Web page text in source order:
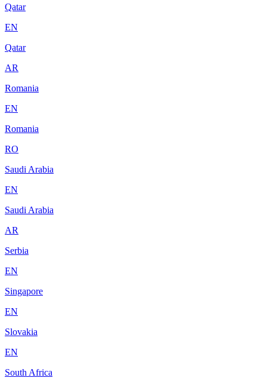
Qatar
EN
Qatar
AR
Romania
EN
Romania
RO
Saudi Arabia
EN
Saudi Arabia
AR
Serbia
EN
Singapore
EN
Slovakia
EN
South Africa